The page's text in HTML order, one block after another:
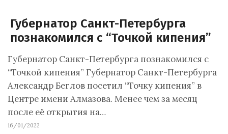
Губернатор Санкт-Петербурга
познакомился с “Точкой кипения”
Губернатор Санкт-Петербурга познакомился с
“Точкой кипения” Губернатор Санкт-Петербурга
Александр Беглов посетил “Точку кипения” в
Центре имени Алмазова. Менее чем за месяц
после её открытия на…
16/01/2022